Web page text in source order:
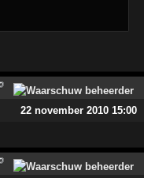
22 november 2010 15:00